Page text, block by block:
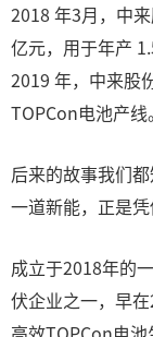
2018 年3月，中
亿元，用于年产
2019 年，中来股
TOPCon电池产线。
后来的故事我们
一道新能，正是
成立于2018年的
伏企业之一，早